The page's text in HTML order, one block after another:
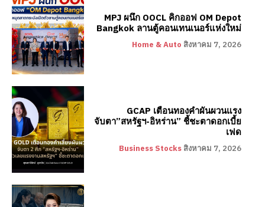
MPJ ผนึก OOCL คิกออฟ OM Depot
Bangkok ลานตู้คอนเทนเนอร์แห่งใหม่
Home & Auto สิงหาคม 7, 2026
GCAP เตือนทองคำผันผวนแรง
จับตา”สหรัฐฯ-อิหร่าน” ชี้ชะตาดอกเบี้ย
เฟด
Business Stocks สิงหาคม 7, 2026